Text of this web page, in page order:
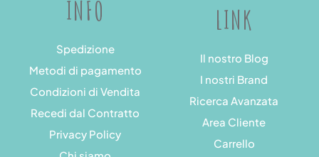
INFO
Spedizione
Metodi di pagamento
Condizioni di Vendita
Recedi dal Contratto
Privacy Policy
LINK
Il nostro Blog
I nostri Brand
Ricerca Avanzata
Area Cliente
Carrello